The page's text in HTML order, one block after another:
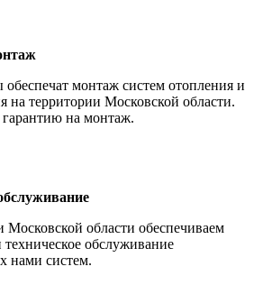
монтаж систем отопления и
на территории Московской области.
на монтаж.
Московской области обеспечиваем
техническое обслуживание
нами систем.